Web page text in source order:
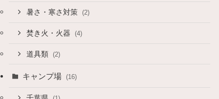
暑さ・寒さ対策 (2)
焚き火・火器 (4)
道具類 (2)
キャンプ場 (16)